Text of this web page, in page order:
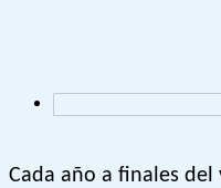
Cada año a finales